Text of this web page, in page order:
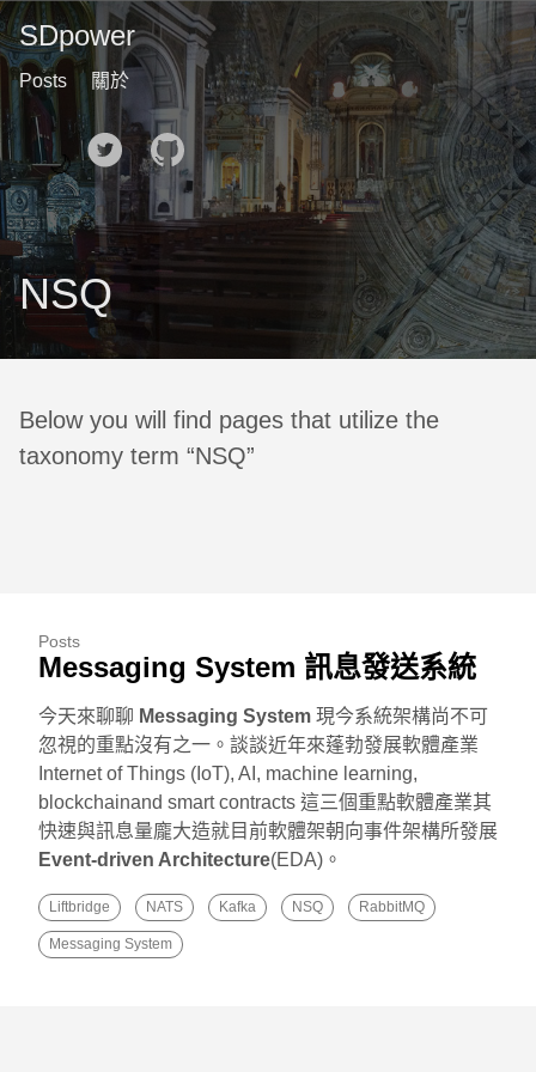
SDpower
Posts 關於
🌙
NSQ
Below you will find pages that utilize the
taxonomy term “NSQ”
Posts
Messaging System 訊息發送系統
今天來聊聊 Messaging System 現今系統架構尚不可
忽視的重點沒有之一。談談近年來蓬勃發展軟體產業
Internet of Things (IoT), AI, machine learning,
blockchainand smart contracts 這三個重點軟體產業其
快速與訊息量龐大造就目前軟體架朝向事件架構所發展
Event-driven Architecture(EDA)。
Liftbridge NATS Kafka NSQ RabbitMQ
Messaging System